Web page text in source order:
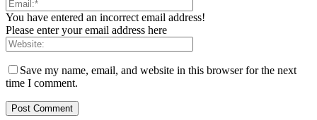
You have entered an incorrect email address!
Please enter your email address here
Save my name, email, and website in this browser for the next
time I comment.